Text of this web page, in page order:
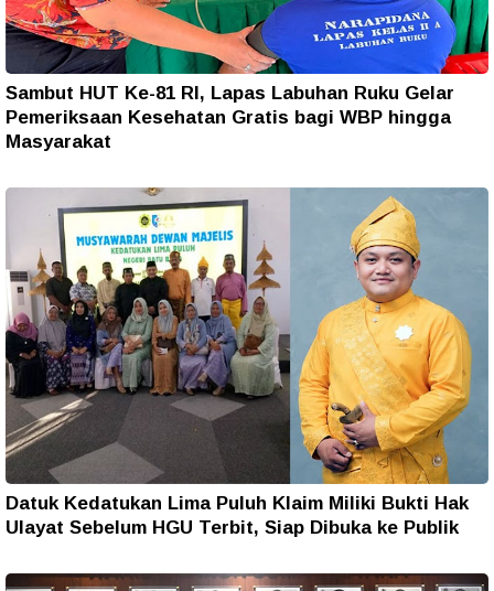
Sambut HUT Ke-81 RI, Lapas Labuhan Ruku Gelar
Pemeriksaan Kesehatan Gratis bagi WBP hingga
Masyarakat
Datuk Kedatukan Lima Puluh Klaim Miliki Bukti Hak
Ulayat Sebelum HGU Terbit, Siap Dibuka ke Publik